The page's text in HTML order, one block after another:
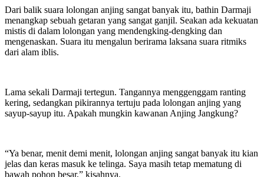
Dari balik suara lolongan anjing sangat banyak itu, bathin Darmaji
menangkap sebuah getaran yang sangat ganjil. Seakan ada kekuatan
mistis di dalam lolongan yang mendengking-dengking dan
mengenaskan. Suara itu mengalun berirama laksana suara ritmiks
dari alam iblis.
Lama sekali Darmaji tertegun. Tangannya menggenggam ranting
kering, sedangkan pikirannya tertuju pada lolongan anjing yang
sayup-sayup itu. Apakah mungkin kawanan Anjing Jangkung?
“Ya benar, menit demi menit, lolongan anjing sangat banyak itu kian
jelas dan keras masuk ke telinga. Saya masih tetap mematung di
bawah pohon besar,” kisahnya.